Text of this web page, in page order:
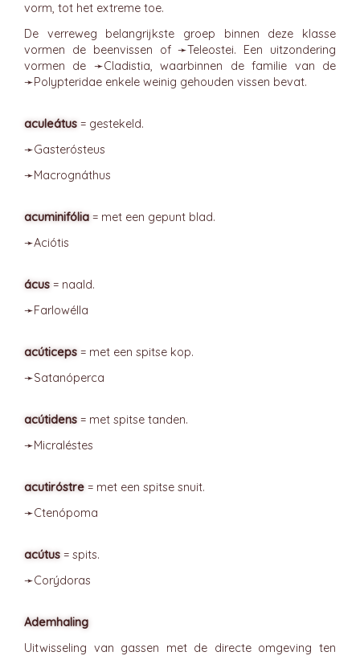
vorm, tot het extreme toe.
De verreweg belangrijkste groep binnen deze klasse
vormen de beenvissen of ➛Teleostei. Een uitzondering
vormen de ➛Cladistia, waarbinnen de familie van de
➛Polypteridae enkele weinig gehouden vissen bevat.
aculeátus = gestekeld.
➛Gasterósteus
➛Macrognáthus
acuminifólia = met een gepunt blad.
➛Aciótis
ácus = naald.
➛Farlowélla
acúticeps = met een spitse kop.
➛Satanóperca
acútidens = met spitse tanden.
➛Micraléstes
acutiróstre = met een spitse snuit.
➛Ctenópoma
acútus = spits.
➛Corýdoras
Ademhaling
Uitwisseling van gassen met de directe omgeving ten